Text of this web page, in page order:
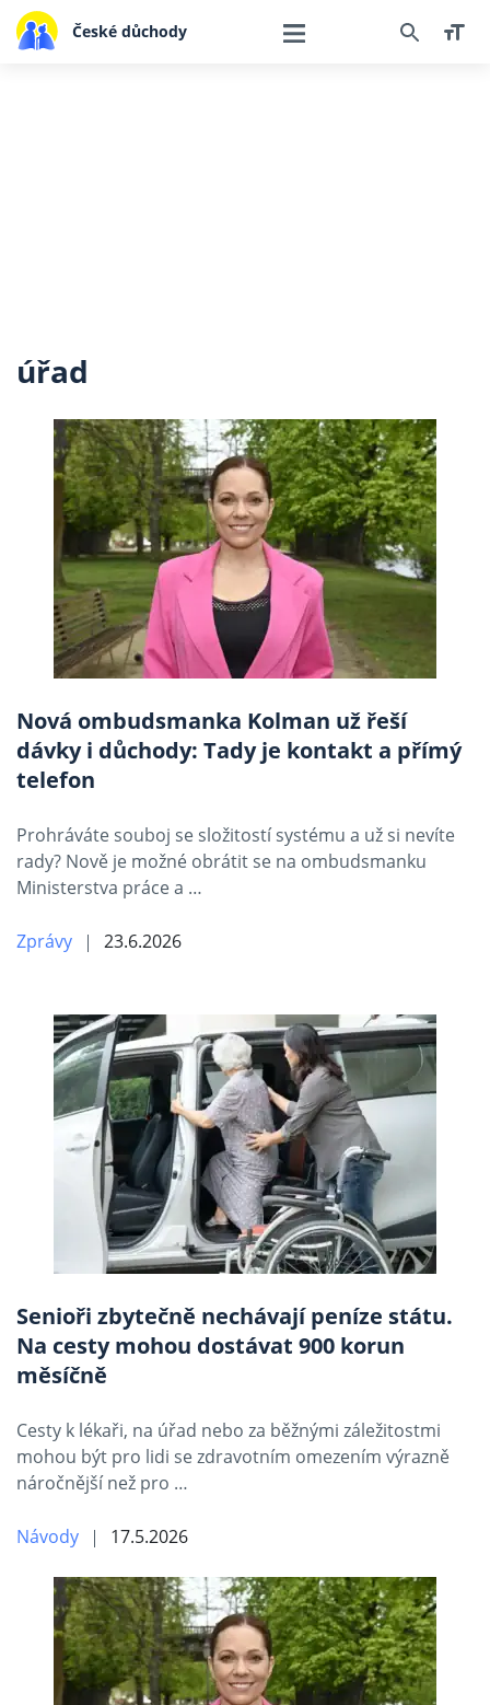
České důchody
úřad
Nová ombudsmanka Kolman už řeší
dávky i důchody: Tady je kontakt a přímý
telefon
Prohráváte souboj se složitostí systému a už si nevíte
rady? Nově je možné obrátit se na ombudsmanku
Ministerstva práce a …
Zprávy 23.6.2026
Senioři zbytečně nechávají peníze státu.
Na cesty mohou dostávat 900 korun
měsíčně
Cesty k lékaři, na úřad nebo za běžnými záležitostmi
mohou být pro lidi se zdravotním omezením výrazně
náročnější než pro …
Návody 17.5.2026